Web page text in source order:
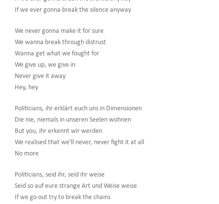
If we ever gonna break the silence anyway
We never gonna make it for sure
We wanna break through distrust
Wanna get what we fought for
We give up, we give in
Never give it away
Hey, hey
Politicians, ihr erklärt euch uns in Dimensionen
Die nie, niemals in unseren Seelen wohnen
But you, ihr erkennt wir werden
We realised that we'll never, never fight it at all
No more
Politicians, seid ihr, seid ihr weise
Seid so auf eure strange Art und Weise weise
If we go out try to break the chains